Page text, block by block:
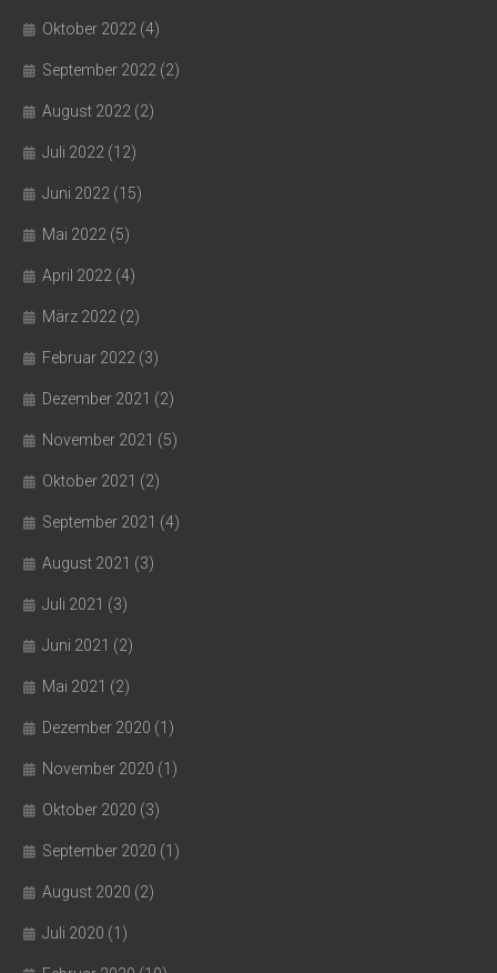
Oktober 2022 (4)
September 2022 (2)
August 2022 (2)
Juli 2022 (12)
Juni 2022 (15)
Mai 2022 (5)
April 2022 (4)
März 2022 (2)
Februar 2022 (3)
Dezember 2021 (2)
November 2021 (5)
Oktober 2021 (2)
September 2021 (4)
August 2021 (3)
Juli 2021 (3)
Juni 2021 (2)
Mai 2021 (2)
Dezember 2020 (1)
November 2020 (1)
Oktober 2020 (3)
September 2020 (1)
August 2020 (2)
Juli 2020 (1)